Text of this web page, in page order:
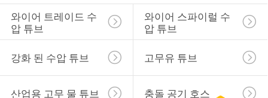
와이어 트레이드 수
압 튜브
와이어 스파이럴 수
압 튜브
강화 된 수압 튜브 고무유 튜브
산업용 고무 물 튜브 충돌 공기 호스